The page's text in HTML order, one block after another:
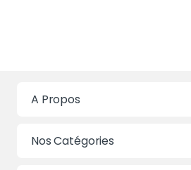
A Propos
Nos Catégories